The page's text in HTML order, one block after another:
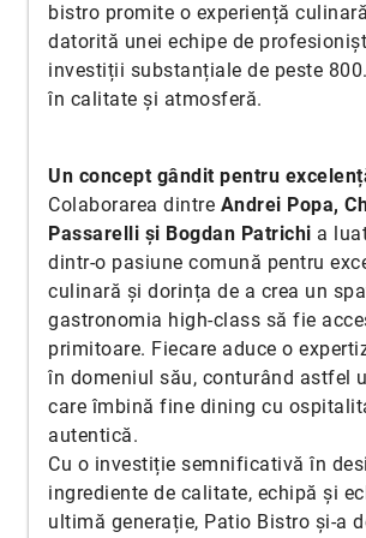
bistro promite o experiență
datorită unei echipe de
investiții substanțiale de peste
în calitate și atmosferă.
Un concept gândit pentru
Colaborarea dintre Andrei Popa,
Passarelli și Bogdan Patrichi a
dintr-o pasiune comună pentru
culinară și dorința de a crea un
gastronomia high-class să fie
primitoare. Fiecare aduce o
în domeniul său, conturând astfel
care îmbină fine dining cu
autentică.
Cu o investiție semnificativă în
ingrediente de calitate, echipă și
ultimă generație, Patio Bistro și-a